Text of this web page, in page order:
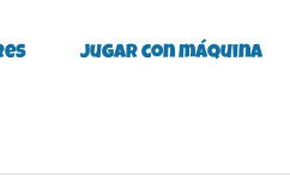
Jugar con máquina